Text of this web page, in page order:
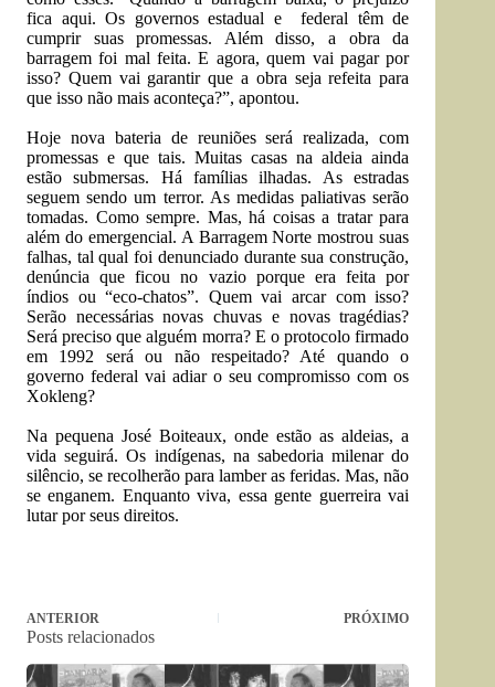
fica aqui. Os governos estadual e federal têm de
cumprir suas promessas. Além disso, a obra da
barragem foi mal feita. E agora, quem vai pagar por
isso? Quem vai garantir que a obra seja refeita para
que isso não mais aconteça?”, apontou.
Hoje nova bateria de reuniões será realizada, com
promessas e que tais. Muitas casas na aldeia ainda
estão submersas. Há famílias ilhadas. As estradas
seguem sendo um terror. As medidas paliativas serão
tomadas. Como sempre. Mas, há coisas a tratar para
além do emergencial. A Barragem Norte mostrou suas
falhas, tal qual foi denunciado durante sua construção,
denúncia que ficou no vazio porque era feita por
índios ou “eco-chatos”. Quem vai arcar com isso?
Serão necessárias novas chuvas e novas tragédias?
Será preciso que alguém morra? E o protocolo firmado
em 1992 será ou não respeitado? Até quando o
governo federal vai adiar o seu compromisso com os
Xokleng?
Na pequena José Boiteaux, onde estão as aldeias, a
vida seguirá. Os indígenas, na sabedoria milenar do
silêncio, se recolherão para lamber as feridas. Mas, não
se enganem. Enquanto viva, essa gente guerreira vai
lutar por seus direitos.
ANTERIOR PRÓXIMO
Posts relacionados